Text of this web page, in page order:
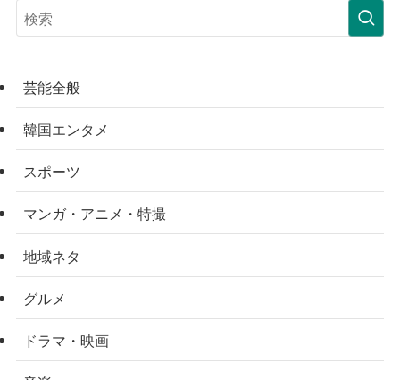
芸能全般
韓国エンタメ
スポーツ
マンガ・アニメ・特撮
地域ネタ
グルメ
ドラマ・映画